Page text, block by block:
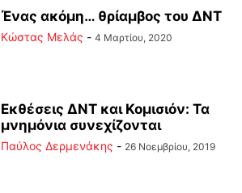
Ένας ακόμη… θρίαμβος του ΔΝΤ
Κώστας Μελάς - 4 Μαρτίου, 2020
Εκθέσεις ΔΝΤ και Κομισιόν: Τα
μνημόνια συνεχίζονται
Παύλος Δερμενάκης - 26 Νοεμβρίου, 2019